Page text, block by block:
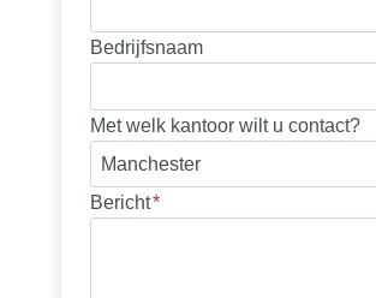
Bedrijfsnaam
Met welk kantoor wilt u contact?
Bericht*